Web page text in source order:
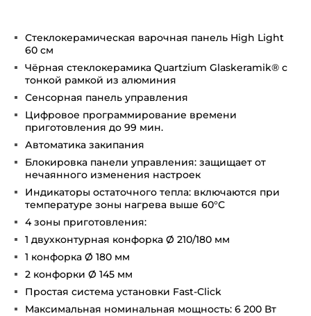
Стеклокерамическая варочная панель High Light
60 см
Чёрная стеклокерамика Quartzium Glaskeramik® с
тонкой рамкой из алюминия
Сенсорная панель управления
Цифровое программирование времени
приготовления до 99 мин.
Автоматика закипания
Блокировка панели управления: защищает от
нечаянного изменения настроек
Индикаторы остаточного тепла: включаются при
температуре зоны нагрева выше 60°С
4 зоны приготовления:
1 двухконтурная конфорка Ø 210/180 мм
1 конфорка Ø 180 мм
2 конфорки Ø 145 мм
Простая система установки Fast-Click
Максимальная номинальная мощность: 6 200 Вт